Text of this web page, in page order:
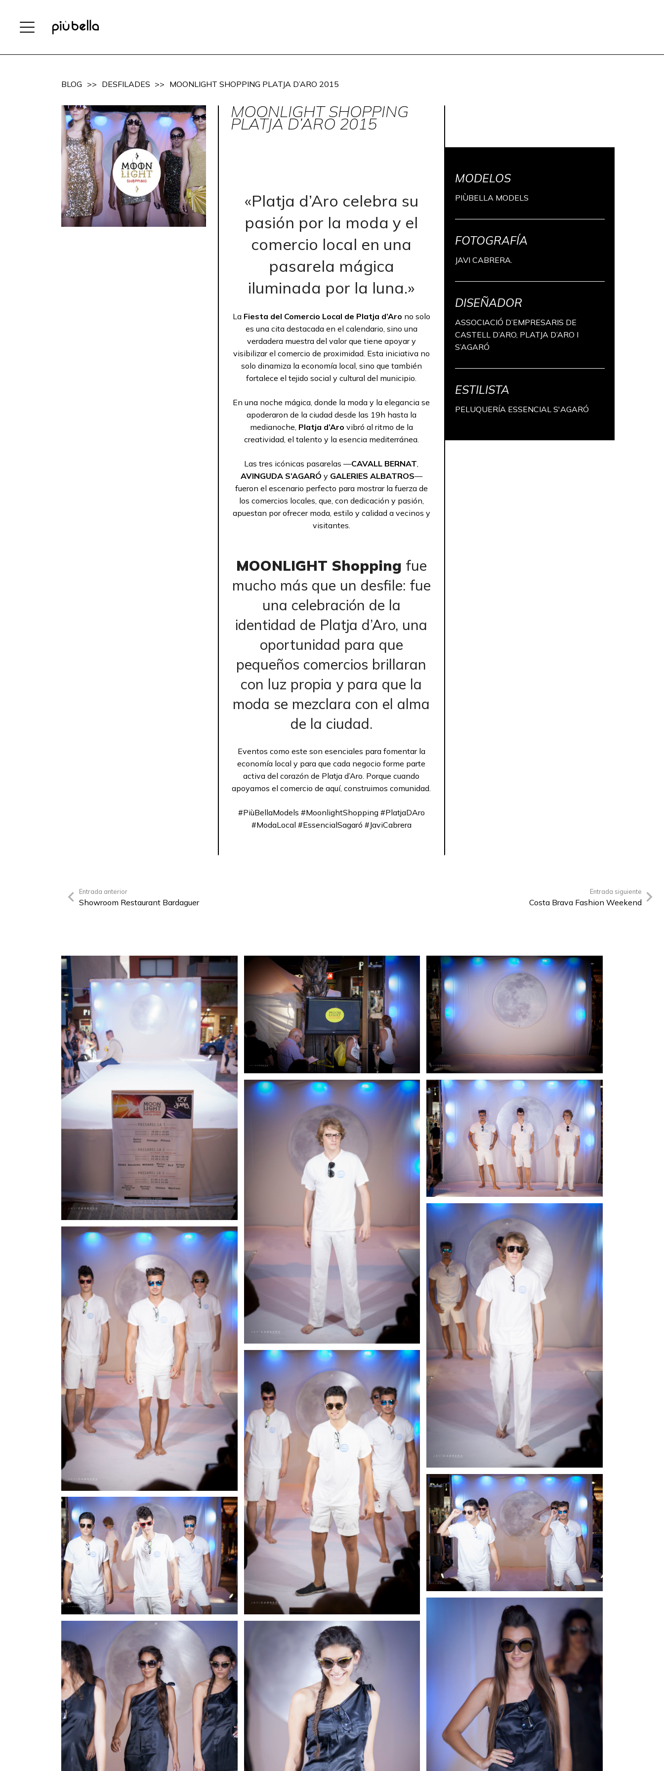
BLOG >> DESFILADES >> MOONLIGHT SHOPPING PLATJA D’ARO 2015
MOONLIGHT SHOPPING
PLATJA D’ARO 2015
«Platja d’Aro celebra su
pasión por la moda y el
comercio local en una
pasarela mágica
iluminada por la luna.»
La Fiesta del Comercio Local de Platja d’Aro no solo
es una cita destacada en el calendario, sino una
verdadera muestra del valor que tiene apoyar y
visibilizar el comercio de proximidad. Esta iniciativa no
solo dinamiza la economía local, sino que también
fortalece el tejido social y cultural del municipio.
En una noche mágica, donde la moda y la elegancia se
apoderaron de la ciudad desde las 19h hasta la
medianoche, Platja d’Aro vibró al ritmo de la
creatividad, el talento y la esencia mediterránea.
Las tres icónicas pasarelas —CAVALL BERNAT,
AVINGUDA S’AGARÓ y GALERIES ALBATROS—
fueron el escenario perfecto para mostrar la fuerza de
los comercios locales, que, con dedicación y pasión,
apuestan por ofrecer moda, estilo y calidad a vecinos y
visitantes.
MOONLIGHT Shopping fue
mucho más que un desfile: fue
una celebración de la
identidad de Platja d’Aro, una
oportunidad para que
pequeños comercios brillaran
con luz propia y para que la
moda se mezclara con el alma
de la ciudad.
Eventos como este son esenciales para fomentar la
economía local y para que cada negocio forme parte
activa del corazón de Platja d’Aro. Porque cuando
apoyamos el comercio de aquí, construimos comunidad.
#PiùBellaModels #MoonlightShopping #PlatjaDAro
#ModaLocal #EssencialSagaró #JaviCabrera
MODELOS
PIÙBELLA MODELS
FOTOGRAFÍA
JAVI CABRERA.
DISEÑADOR
ASSOCIACIÓ D’EMPRESARIS DE
CASTELL D’ARO, PLATJA D’ARO I
S’AGARÓ
ESTILISTA
PELUQUERÍA ESSENCIAL S'AGARÓ
Entrada anterior
Showroom Restaurant Bardaguer
Entrada siguiente
Costa Brava Fashion Weekend